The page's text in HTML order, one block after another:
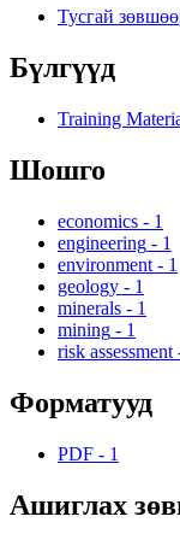
Тусгай
Бүлгүүд
Training
Шошго
economics - 1
engineering - 1
environment - 1
geology - 1
minerals - 1
mining - 1
risk assessment
Форматууд
PDF - 1
Ашиглах